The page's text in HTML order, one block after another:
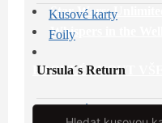
Star Wars: Unlimited
Whispers in the Well
PROHLÉDNOUT VŠE
Search
Kusové karty
Foily
Ursula´s Return
Kusové karty